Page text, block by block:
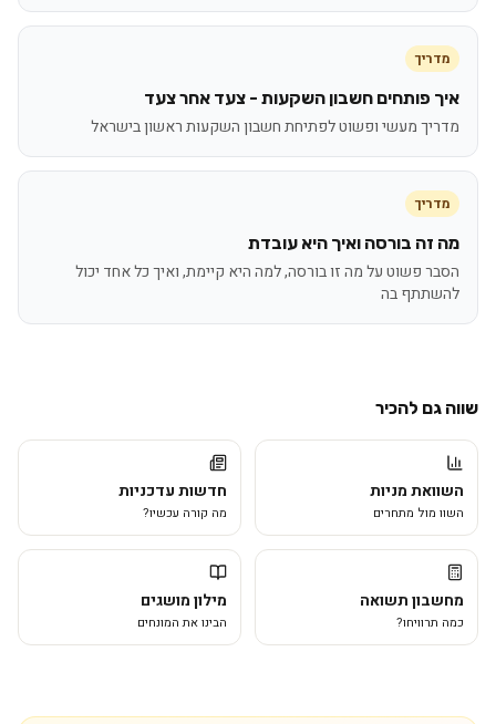
מדריך
איך פותחים חשבון השקעות - צעד אחר צעד
מדריך מעשי ופשוט לפתיחת חשבון השקעות ראשון בישראל
מדריך
מה זה בורסה ואיך היא עובדת
הסבר פשוט על מה זו בורסה, למה היא קיימת, ואיך כל אחד יכול
להשתתף בה
שווה גם להכיר
השוואת מניות
השוו מול מתחרים
חדשות עדכניות
מה קורה עכשיו?
מחשבון תשואה
כמה תרוויחו?
מילון מושגים
הבינו את המונחים